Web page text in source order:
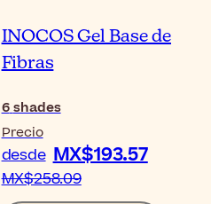
INOCOS Gel Base de
Fibras
6 shades
Precio
desde MX$193.57
MX$258.09